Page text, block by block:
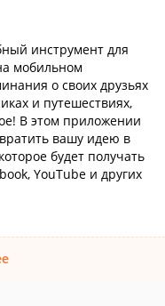
инструмент для
мобильном
о своих друзьях
и путешествиях,
В этом приложении
вашу идею в
будет получать
YouTube и других